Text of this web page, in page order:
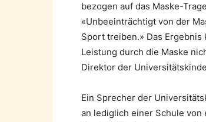
bezogen auf das Maske-
«Unbeeinträchtigt von der
Sport treiben.» Das
Leistung durch die Maske
Direktor der
Ein Sprecher der
an lediglich einer Schule